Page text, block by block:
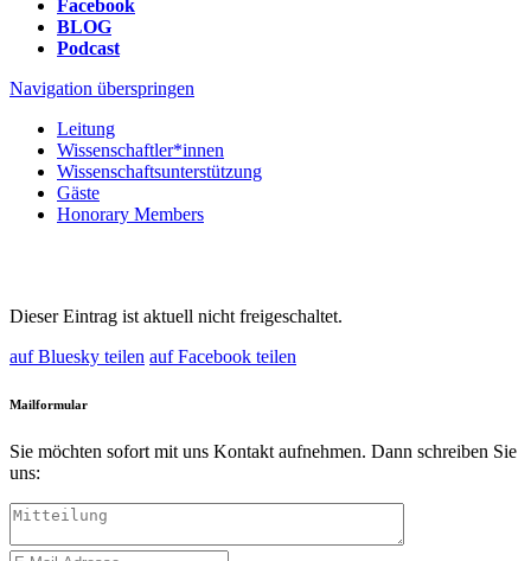
Facebook
BLOG
Podcast
Navigation überspringen
Leitung
Wissenschaftler*innen
Wissenschaftsunterstützung
Gäste
Honorary Members
Dieser Eintrag ist aktuell nicht freigeschaltet.
auf Bluesky teilen auf Facebook teilen
Mailformular
Sie möchten sofort mit uns Kontakt aufnehmen. Dann schreiben Sie
uns: